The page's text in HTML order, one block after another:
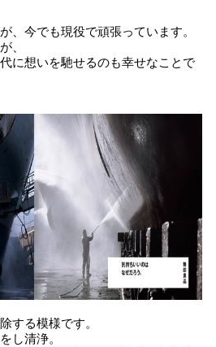
、今でも現役で頑張っています。
、
に想いを馳せるのも幸せなことで
する模様です。
し清浄。